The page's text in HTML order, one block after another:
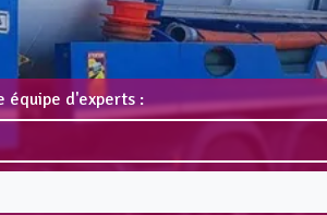
équipe d'experts :